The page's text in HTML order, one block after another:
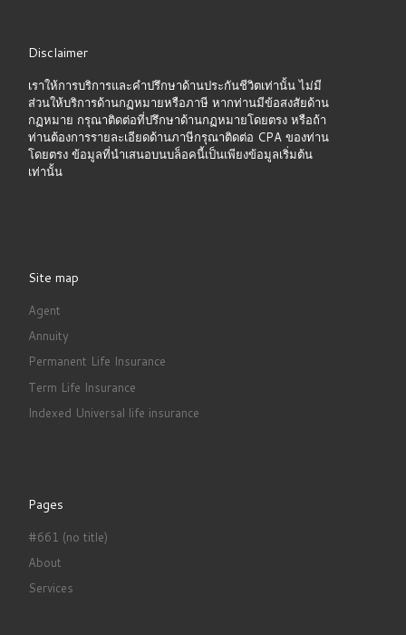
Disclaimer
เราให้การบริการและคำปรึกษาด้านประกันชีวิตเท่านั้น ไม่มี
ส่วนให้บริการด้านกฏหมายหรือภาษี หากท่านมีข้อสงสัยด้าน
กฏหมาย กรุณาติดต่อที่ปรึกษาด้านกฏหมายโดยตรง หรือถ้า
ท่านต้องการรายละเอียดด้านภาษีกรุณาติดต่อ CPA ของท่าน
โดยตรง ข้อมูลที่นำเสนอบนบล็อคนี้เป็นเพียงข้อมูลเริ่มต้น
เท่านั้น
Site map
Agent
Annuity
Permanent Life Insurance
Term Life Insurance
Indexed Universal life insurance
Pages
#661 (no title)
About
Services